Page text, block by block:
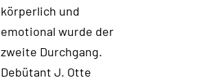
körperlich und
emotional wurde der
zweite Durchgang.
Debütant J. Otte